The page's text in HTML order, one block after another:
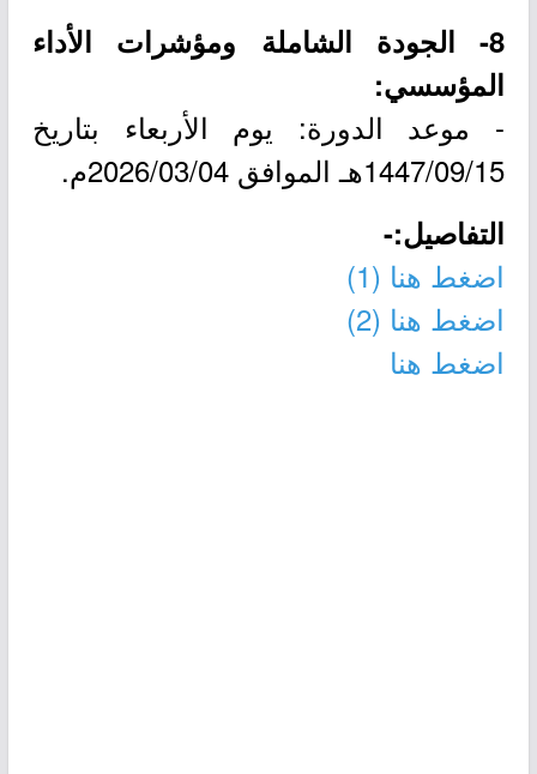
8- الجودة الشاملة ومؤشرات الأداء
المؤسسي:
- موعد الدورة: يوم الأربعاء بتاريخ
1447/09/15هـ الموافق 2026/03/04م.
التفاصيل:-
اضغط هنا (1)
اضغط هنا (2)
اضغط هنا